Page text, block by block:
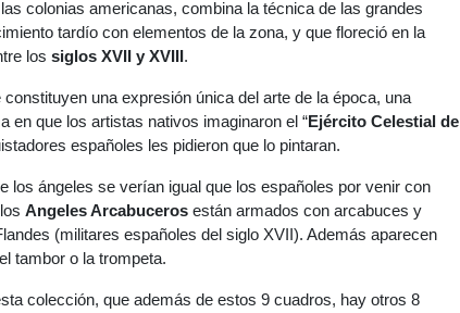
colonias americanas, combina la técnica de las grandes
tardío con elementos de la zona, y que floreció en la
los siglos XVII y XVIII.
una expresión única del arte de la época, una
en que los artistas nativos imaginaron el “Ejército Celestial de
españoles les pidieron que lo pintaran.
los ángeles se verían igual que los españoles por venir con
Angeles Arcabuceros están armados con arcabuces y
(militares españoles del siglo XVII). Además aparecen
tambor o la trompeta.
colección, que además de estos 9 cuadros, hay otros 8